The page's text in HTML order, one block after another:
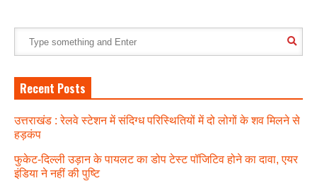
Recent Posts
उत्तराखंड : रेलवे स्टेशन में संदिग्ध परिस्थितियों में दो लोगों के शव मिलने से
हड़कंप
फुकेट-दिल्ली उड़ान के पायलट का डोप टेस्ट पॉजिटिव होने का दावा, एयर
इंडिया ने नहीं की पुष्टि